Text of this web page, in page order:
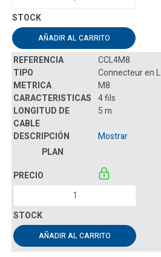
AÑADIR AL CARRITO
CCL4M8
Connecteur en L
M8
4 fils
5 m
Mostrar
AÑADIR AL CARRITO